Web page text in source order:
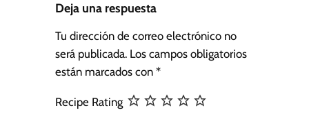
Deja una respuesta
Tu dirección de correo electrónico no
será publicada. Los campos obligatorios
están marcados con *
Recipe Rating